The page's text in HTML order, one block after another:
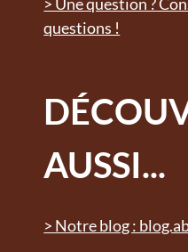
questions !
AUSSI...
> Notre blog :